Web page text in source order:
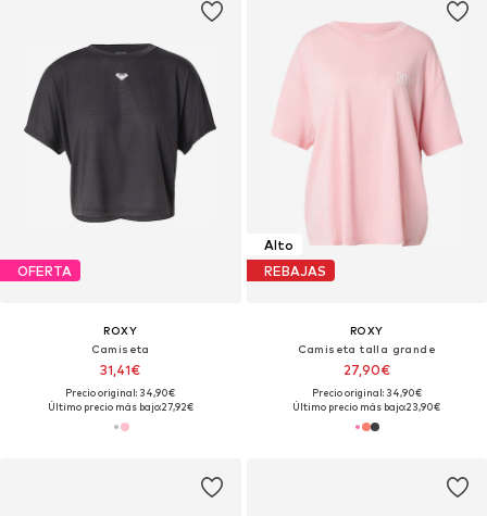
OFERTA
ROXY
Camiseta
31,41€
Precio original: 34,90€
Último precio más bajo:27,92€
Alto
REBAJAS
ROXY
Camiseta talla grande
27,90€
Precio original: 34,90€
Último precio más bajo:23,90€